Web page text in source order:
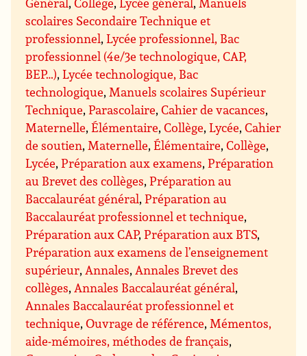
scolaires Secondaire Technique et
professionnel,Lycée professionnel, Bac
professionnel (4e/3e technologique, CAP,
BEP…),Lycée technologique, Bac
technologique, Manuels scolaires Supérieur
Technique,Parascolaire,Cahier de vacances,
Maternelle,Élémentaire,Collège,Lycée,Cahier
de soutien, Maternelle,Élémentaire,Collège,
Lycée,Préparation aux examens,Préparation
au Brevet des collèges,Préparation au
Baccalauréat général,Préparation au
Baccalauréat professionnel et technique,
Préparation aux CAP,Préparation aux BTS,
Préparation aux examens de l’enseignement
supérieur, Annales, Annales Brevet des
collèges, Annales Baccalauréat général,
Annales Baccalauréat professionnel et
technique,Ouvrage de référence, Mémentos,
aide-mémoires, méthodes de français,